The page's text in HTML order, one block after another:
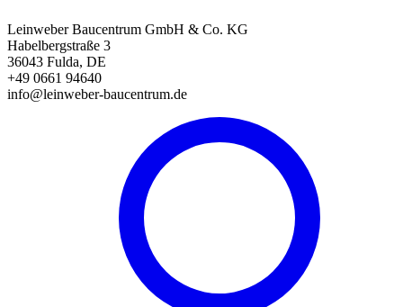
Leinweber Baucentrum GmbH & Co. KG
Habelbergstraße 3
36043 Fulda, DE
+49 0661 94640
info@leinweber-baucentrum.de